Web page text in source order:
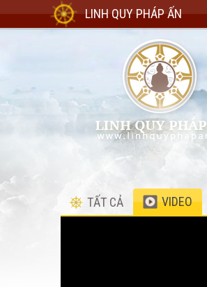
LINH QUY PHÁP ẤN
TẤT CẢ VIDEO